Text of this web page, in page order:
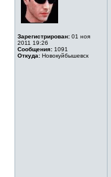
Зарегистрирован: 01 ноя
2011 19:26
Сообщения: 1091
Откуда: Новокуйбышевск